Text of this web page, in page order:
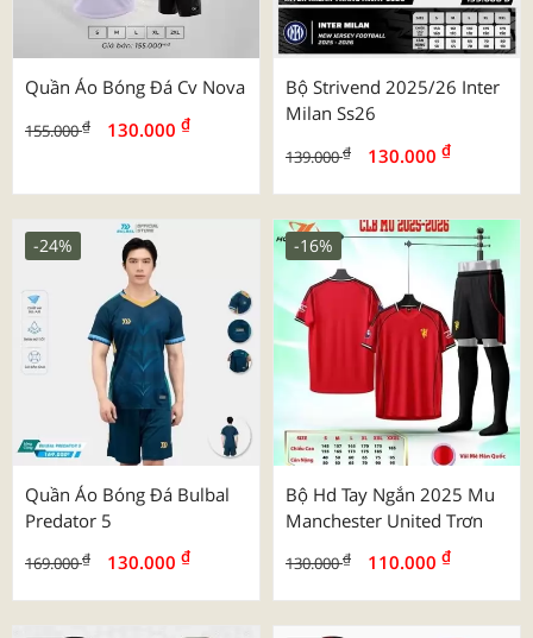
Quần Áo Bóng Đá Cv Nova
155.000₫ 130.000 ₫
Bộ Strivend 2025/26 Inter
Milan Ss26
139.000₫ 130.000 ₫
Quần Áo Bóng Đá Bulbal
Predator 5
169.000₫ 130.000 ₫
-24%
Bộ Hd Tay Ngắn 2025 Mu
Manchester United Trơn
130.000₫ 110.000 ₫
-16%